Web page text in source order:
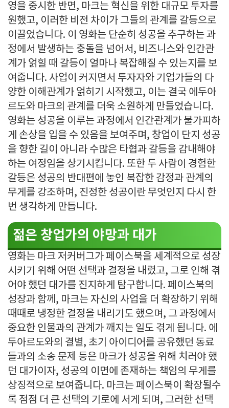
영을 중시한 반면, 마크는 혁신을 위한 대규모 투자를
원했고, 이러한 비전 차이가 그들의 관계를 갈등으로
이끌었습니다. 이 영화는 단순히 성공을 추구하는 과
정에서 발생하는 충돌을 넘어서, 비즈니스와 인간관
계가 얽힐 때 갈등이 얼마나 복잡해질 수 있는지를 보
여줍니다. 사업이 커지면서 투자자와 기업가들의 다
양한 이해관계가 얽히기 시작했고, 이는 결국 에두아
르도와 마크의 관계를 더욱 소원하게 만들었습니다.
영화는 성공을 이루는 과정에서 인간관계가 불가피하
게 손상을 입을 수 있음을 보여주며, 창업이 단지 성공
을 향한 길이 아니라 수많은 타협과 갈등을 감내해야
하는 여정임을 상기시킵니다. 또한 두 사람이 경험한
갈등은 성공의 반대편에 놓인 복잡한 감정과 관계의
무게를 강조하며, 진정한 성공이란 무엇인지 다시 한
번 생각하게 만듭니다.
젊은 창업가의 야망과 대가
영화는 마크 저커버그가 페이스북을 세계적으로 성장
시키기 위해 어떤 선택과 결정을 내렸고, 그로 인해 겪
어야 했던 대가를 진지하게 탐구합니다. 페이스북의
성장과 함께, 마크는 자신의 사업을 더 확장하기 위해
때때로 냉정한 결정을 내리기도 했으며, 그 과정에서
중요한 인물과의 관계가 깨지는 일도 겪게 됩니다. 에
두아르도와의 결별, 초기 아이디어를 공유했던 동료
들과의 소송 문제 등은 마크가 성공을 위해 치러야 했
던 대가이자, 성공의 이면에 존재하는 책임의 무게를
상징적으로 보여줍니다. 마크는 페이스북이 확장될수
록 점점 더 큰 선택의 기로에 서게 되며, 그러한 선택